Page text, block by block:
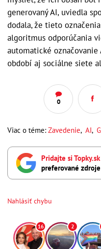
generovaný AI, uviedla
dodala, že tieto
algoritmus odporúčania
automatické
období aj sociálne siete
0
Viac o téme: Zavedenie, AI,
Pridajte si Topky.sk
preferované
Nahlásiť chybu
16 2